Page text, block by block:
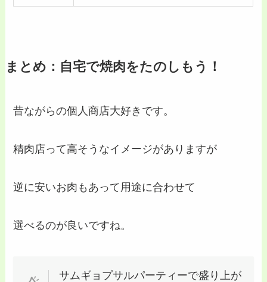
まとめ：自宅で焼肉をたのしもう！
昔ながらの個人商店大好きです。
精肉店って高そうなイメージがありますが
逆に安いお肉もあって用途に合わせて
選べるのが良いですね。
サムギョプサルパーティーで盛り上が